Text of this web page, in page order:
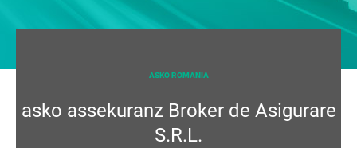
ASKO ROMANIA
asko assekuranz Broker de Asigurare
S.R.L.